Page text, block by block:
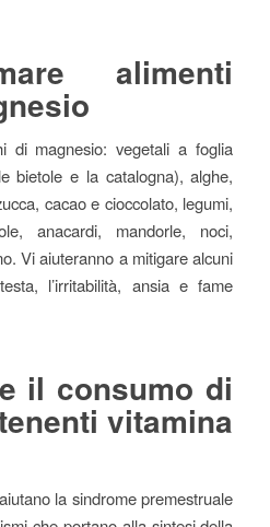
alimenti
di magnesio: vegetali a foglia
bietole e la catalogna), alghe,
cacao e cioccolato, legumi,
anacardi, mandorle, noci,
Vi aiuteranno a mitigare alcuni
l’irritabilità, ansia e fame
il consumo di
vitamina
la sindrome premestruale